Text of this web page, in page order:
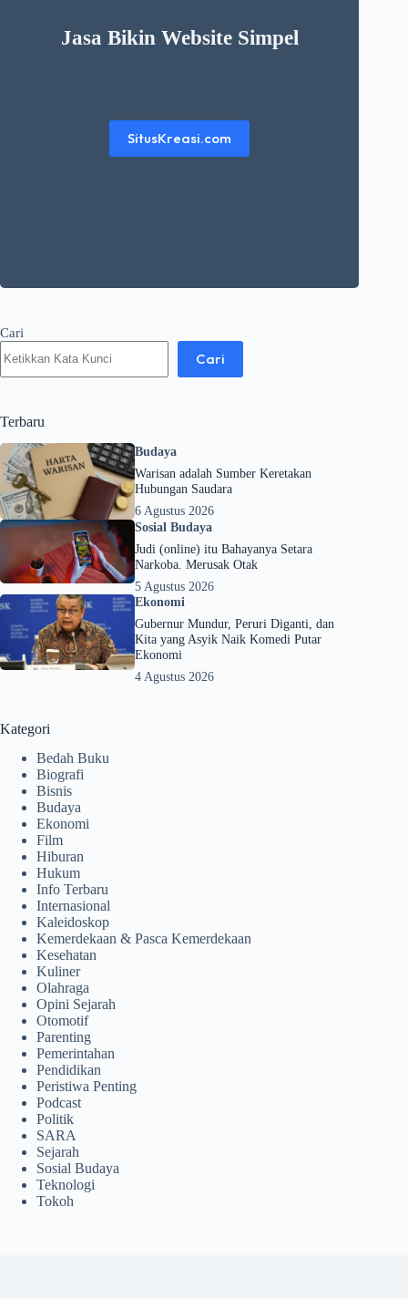
Jasa Bikin Website Simpel
SitusKreasi.com
Cari
Cari
Terbaru
Budaya
Warisan adalah Sumber Keretakan
Hubungan Saudara
6 Agustus 2026
Sosial Budaya
Judi (online) itu Bahayanya Setara
Narkoba. Merusak Otak
5 Agustus 2026
Ekonomi
Gubernur Mundur, Peruri Diganti, dan
Kita yang Asyik Naik Komedi Putar
Ekonomi
4 Agustus 2026
Kategori
Bedah Buku
Biografi
Bisnis
Budaya
Ekonomi
Film
Hiburan
Hukum
Info Terbaru
Internasional
Kaleidoskop
Kemerdekaan & Pasca Kemerdekaan
Kesehatan
Kuliner
Olahraga
Opini Sejarah
Otomotif
Parenting
Pemerintahan
Pendidikan
Peristiwa Penting
Podcast
Politik
SARA
Sejarah
Sosial Budaya
Teknologi
Tokoh